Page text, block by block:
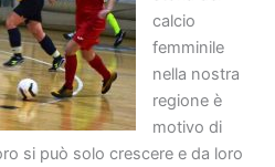
calcio
femminile
nella nostra
regione è
motivo di
si può solo crescere e da loro